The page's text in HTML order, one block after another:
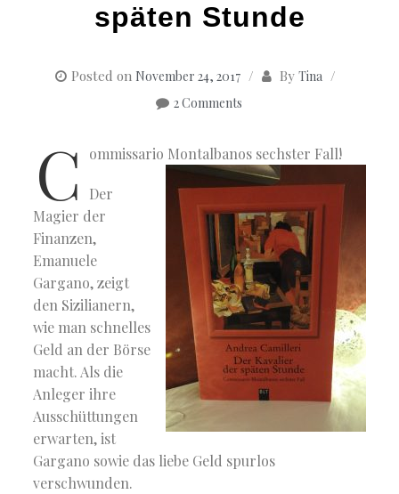
späten Stunde
Posted on November 24, 2017 By Tina
2 Comments
C ommissario Montalbanos sechster Fall!
Der
Magier der
Finanzen,
Emanuele
Gargano, zeigt
den Sizilianern,
wie man schnelles
Geld an der Börse
macht. Als die
Anleger ihre
Ausschüttungen
erwarten, ist
Gargano sowie das liebe Geld spurlos
verschwunden.